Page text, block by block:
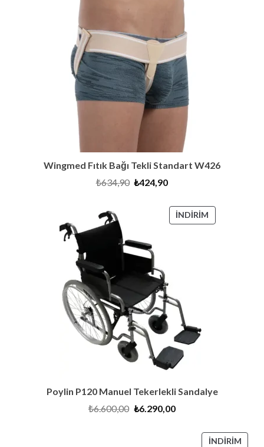
Wingmed Fıtık Bağı Tekli Standart W426
₺634,90 Orijinal
₺424,90Şu
₺424,90.
İNDIRIM
ÜRÜN
Poylin P120 Manuel Tekerlekli Sandalye
₺6.600,00 Orijinal
₺6.290,00Şu
₺6.290,00.İNDIRIM